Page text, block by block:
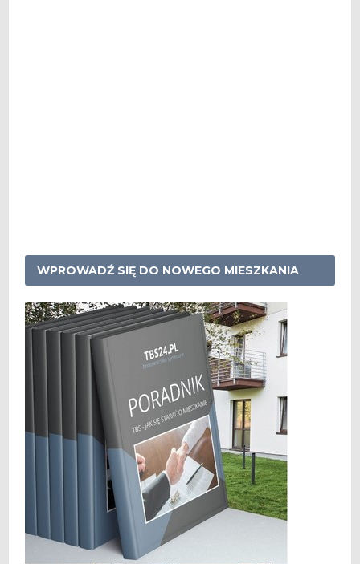
WPROWADŹ SIĘ DO NOWEGO MIESZKANIA